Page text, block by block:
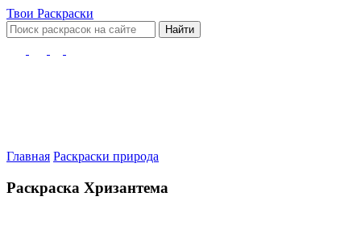
Твои Раскраски
Найти
Главная Раскраски природа
Раскраска Хризантема